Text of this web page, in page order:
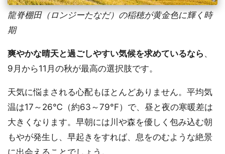
龍脊棚田（ロンジーたなだ）の稲穂が黄金色に輝く時
期
爽やかな晴天と過ごしやすい気候を求めているなら 、
9月から11月の秋が最高の選択肢です。
天気に悩まされる心配もほとんどありません。平均気
温は17～26℃（約63～79°F）で、昼と夜の寒暖差は
大きくなります。早朝には川や森を優しく包み込む朝
もやが発生し、早起きをすれば、息をのむような絶景